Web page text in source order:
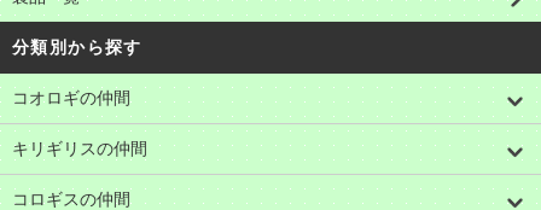
分類別から探す
コオロギの仲間
キリギリスの仲間
コロギスの仲間